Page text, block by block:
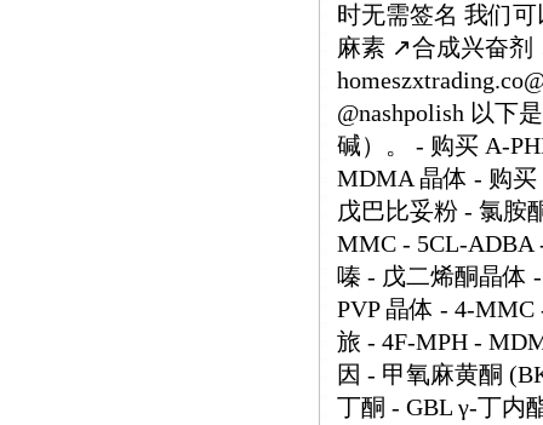
时无需签名 我们
麻素 ↗️合成兴奋
@nashpolish 以下
碱）。 - 购买 A-
MDMA 晶体 - 购买
戊巴比妥粉 - 氯胺
MMC - 5CL-ADBA
嗪 - 戊二烯酮晶体
PVP 晶体 - 4-
旅 - 4F-MPH -
因 - 甲氧麻黄酮
丁酮 - GBL γ-丁内